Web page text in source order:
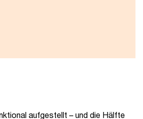
aufgestellt – und die Hälfte